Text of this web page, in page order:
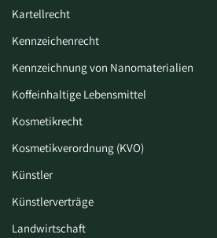
Kartellrecht
Kennzeichenrecht
Kennzeichnung von Nanomaterialien
Koffeinhaltige Lebensmittel
Kosmetikrecht
Kosmetikverordnung (KVO)
Künstler
Künstlerverträge
Landwirtschaft